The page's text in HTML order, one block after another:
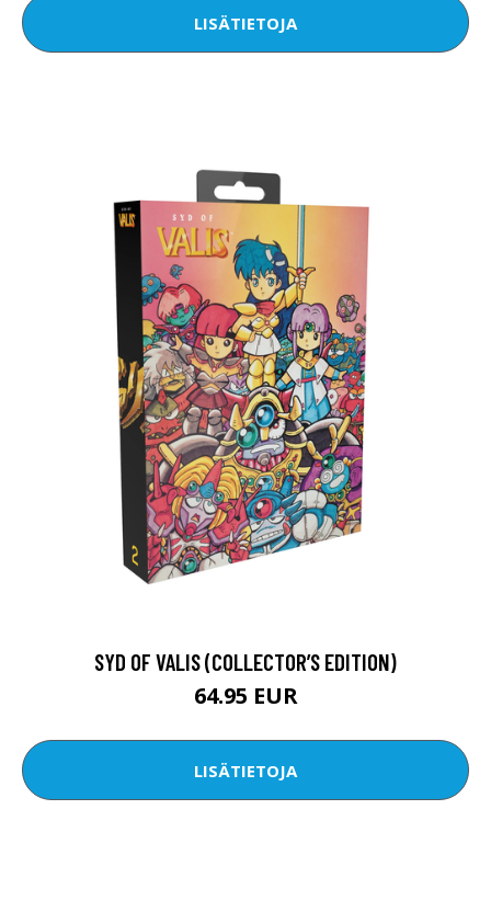
LISÄTIETOJA
SYD OF VALIS (COLLECTOR’S EDITION)
64.95 EUR
LISÄTIETOJA